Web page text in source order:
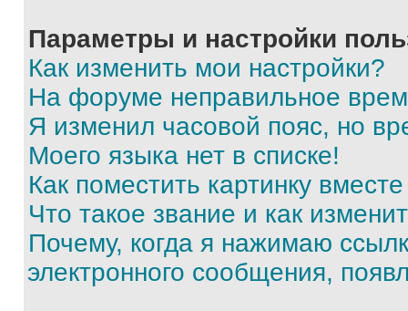
Параметры и настройки
Как изменить мои настройки?
На форуме неправильное
Я изменил часовой пояс, но
Моего языка нет в списке!
Как поместить картинку
Что такое звание и как
Почему, когда я нажимаю
электронного сообщения,